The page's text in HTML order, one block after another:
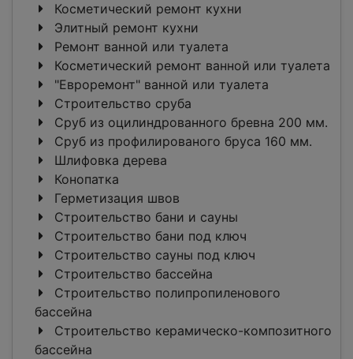
Косметический ремонт кухни
Элитный ремонт кухни
Ремонт ванной или туалета
Косметический ремонт ванной или туалета
"Евроремонт" ванной или туалета
Строительство сруба
Сруб из оцилиндрованного бревна 200 мм.
Сруб из профилированого бруса 160 мм.
Шлифовка дерева
Конопатка
Герметизация швов
Строительство бани и сауны
Строительство бани под ключ
Строительство сауны под ключ
Строительство бассейна
Строительство полипропиленового
бассейна
Строительство керамическо-композитного
бассейна